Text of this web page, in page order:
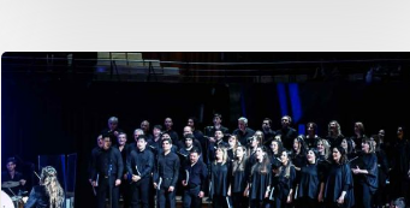
El
Nacional